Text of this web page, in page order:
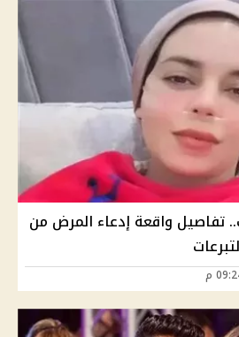
على 300 ألف.. تفاصيل واقعة إدعاء المرض من